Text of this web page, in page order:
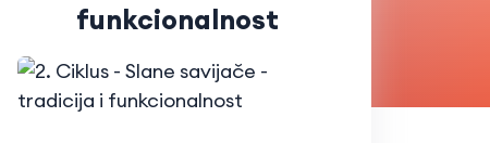
funkcionalnost